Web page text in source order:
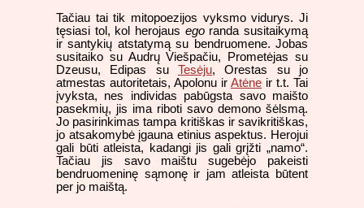
Tačiau tai tik mitopoezijos vyksmo vidurys. Ji
tęsiasi tol, kol herojaus egoranda susitaikymą
ir santykių atstatymą su bendruomene. Jobas
susitaiko su Audrų Viešpačiu, Prometėjas su
Dzeusu, Edipas su Tesėju, Orestas su jo
atmestas autoritetais, Apolonu ir Atėne ir t.t. Tai
įvyksta, nes individas pabūgsta savo maišto
pasekmių, jis ima riboti savo demono šėlsmą.
Jo pasirinkimas tampa kritiškas ir savikritiškas,
jo atsakomybė įgauna etinius aspektus. Herojui
gali būti atleista, kadangi jis gali grįžti „namo“.
Tačiau jis savo maištu sugebėjo pakeisti
bendruomeninę sąmonę ir jam atleista būtent
per jo maištą.